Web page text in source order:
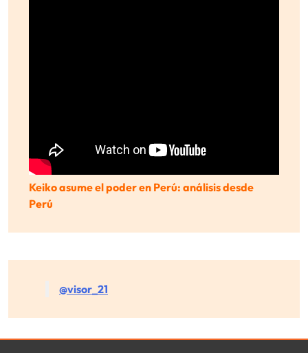
Keiko asume el poder en Perú: análisis desde
Perú
@visor_21